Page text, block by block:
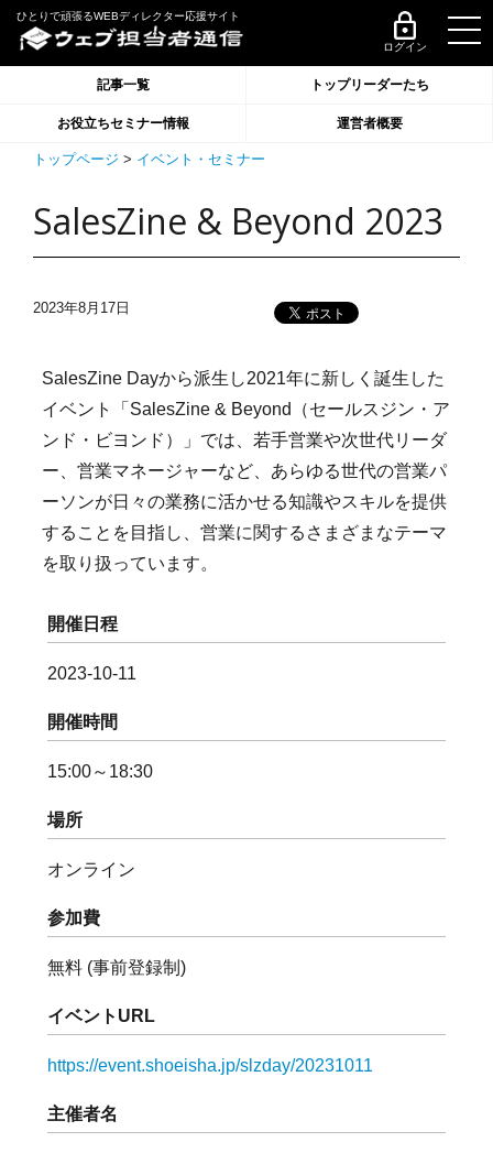
ひとりで頑張るWEBディレクター応援サイト
ログイン
記事一覧 トップリーダーたち
お役立ちセミナー情報 運営者概要
トップページ > イベント・セミナー
SalesZine & Beyond 2023
2023年8月17日
SalesZine Dayから派生し2021年に新しく誕生した
イベント「SalesZine & Beyond（セールスジン・ア
ンド・ビヨンド）」では、若手営業や次世代リーダ
ー、営業マネージャーなど、あらゆる世代の営業パ
ーソンが日々の業務に活かせる知識やスキルを提供
することを目指し、営業に関するさまざまなテーマ
を取り扱っています。
開催日程
2023-10-11
開催時間
15:00～18:30
場所
オンライン
参加費
無料 (事前登録制)
イベントURL
https://event.shoeisha.jp/slzday/20231011
主催者名